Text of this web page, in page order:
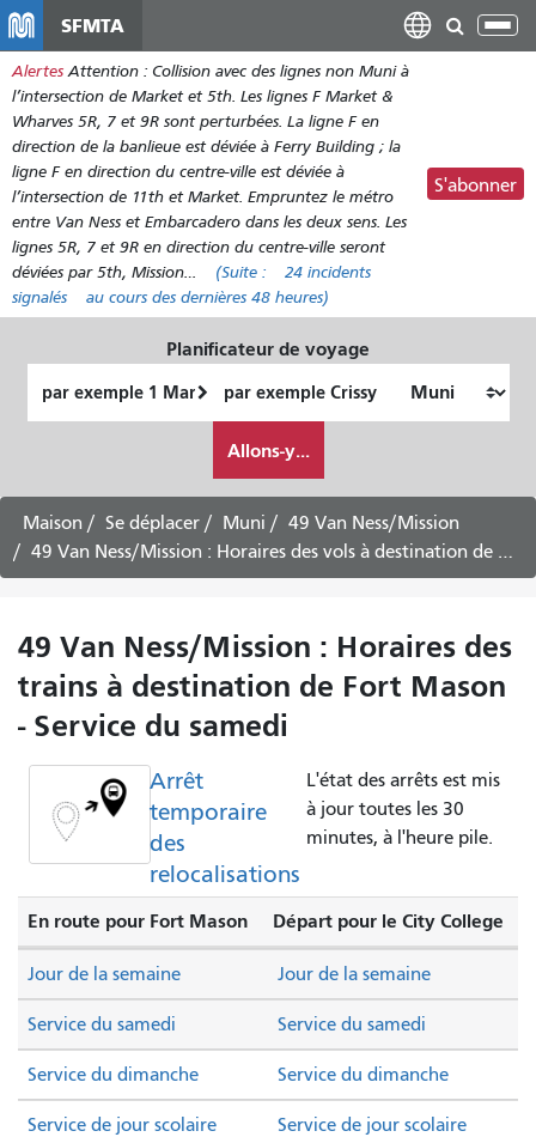
contenu
principal
SFMTA
Alertes Attention : Collision avec des lignes non Muni à
l’intersection de Market et 5th. Les lignes F Market &
Wharves 5R, 7 et 9R sont perturbées. La ligne F en
direction de la banlieue est déviée à Ferry Building ; la
ligne F en direction du centre-ville est déviée à
l’intersection de 11th et Market. Empruntez le métro
entre Van Ness et Embarcadero dans les deux sens. Les
lignes 5R, 7 et 9R en direction du centre-ville seront
déviées par 5th, Mission…
(Suite :
24 incidents
signalés
au cours des dernières 48 heures)
S'abonner
Planificateur de voyage
de
final
je
veux
voyager
Allons-y...
Maison Se déplacer Muni
49 Van Ness/Mission
49 Van Ness/Mission : Horaires des vols à destination de Fort Mason -
49 Van Ness/Mission : Horaires des
trains à destination de Fort Mason
- Service du samedi
Arrêt
temporaire
des
relocalisations
L'état des arrêts est mis
à jour toutes les 30
minutes, à l'heure pile.
En route pour Fort Mason Départ pour le City College
Service du samedi Service du samedi
Service du dimanche Service du dimanche
Jour de la semaine Jour de la semaine
Service de jour scolaire Service de jour scolaire